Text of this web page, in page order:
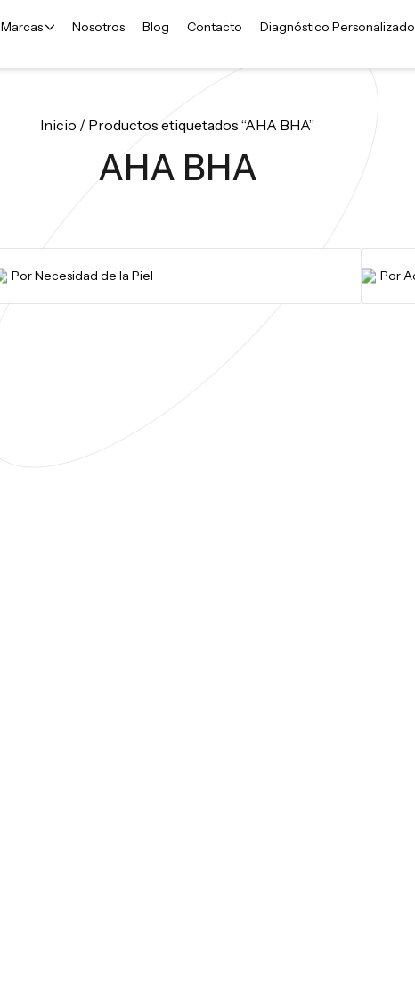
Marcas Nosotros Blog Contacto Diagnóstico Personalizado
Inicio / Productos etiquetados “AHA BHA”
AHA BHA